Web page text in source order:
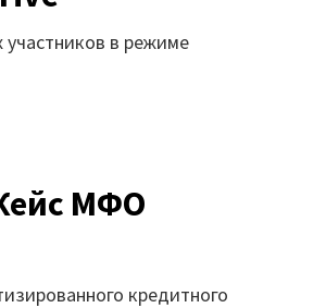
в режиме
МФО
кредитного